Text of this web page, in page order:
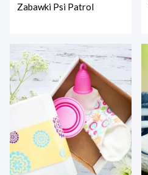
Zabawki Psi Patrol